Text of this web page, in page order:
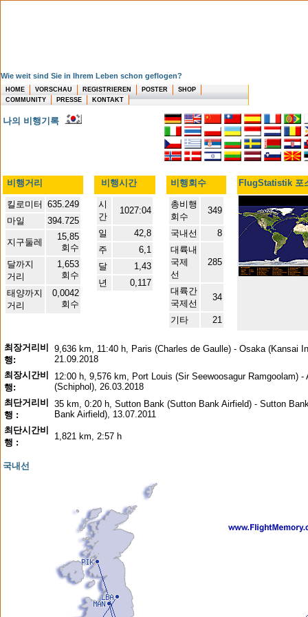
Wie weit sind Sie in Ihrem Leben schon geflogen?
HOME VORSCHAU REGISTRIEREN POSTER
SHOP
COMMUNITY
PRESSE KONTAKT
나의 비행기록
비행거리 비행시간 비행회수 FlugStatistik 포
킬로미터 635.249
마일
394.725
지구둘레
15,85
회수
달까지
거리
1,653
회수
태양까지
거리
0,0042
회수
시
간
1027:04
일
42,8
주
6,1
달
1,43
년
0,117
총비행
회수
349
국내선
8
대륙내
국제
선
285
대륙간
국제선
34
기타 21
최장거리비
행:
9,636 km, 11:40 h, Paris (Charles de Gaulle) - Osaka (Kansai
21.09.2018
최장시간비
행:
12:00 h, 9,576 km, Port Louis (Sir Seewoosagur Ramgoolam) -
(Schiphol), 26.03.2018
최단거리비
행 :
35 km, 0:20 h, Sutton Bank (Sutton Bank Airfield) - Sutton
Bank Airfield), 13.07.2011
최단시간비
행 :
1,821 km, 2:57 h
국내선